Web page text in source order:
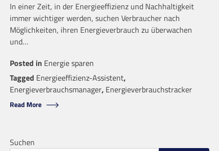
In einer Zeit, in der Energieeffizienz und Nachhaltigkeit
immer wichtiger werden, suchen Verbraucher nach
Möglichkeiten, ihren Energieverbrauch zu überwachen
und…
Posted in Energie sparen
Tagged Energieeffizienz-Assistent,
Energieverbrauchsmanager, Energieverbrauchstracker
Read More
Suchen